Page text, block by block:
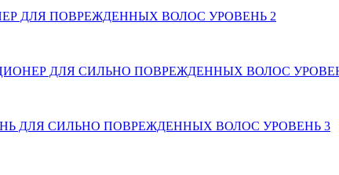
ДЛЯ ПОВРЕЖДЕННЫХ ВОЛОС УРОВЕНЬ 2
ДЛЯ СИЛЬНО ПОВРЕЖДЕННЫХ ВОЛОС
ДЛЯ СИЛЬНО ПОВРЕЖДЕННЫХ ВОЛОС УРОВЕНЬ 3